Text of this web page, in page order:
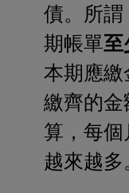
債。所謂
期帳單至
本期應繳
繳齊的
算，每個
越來越多